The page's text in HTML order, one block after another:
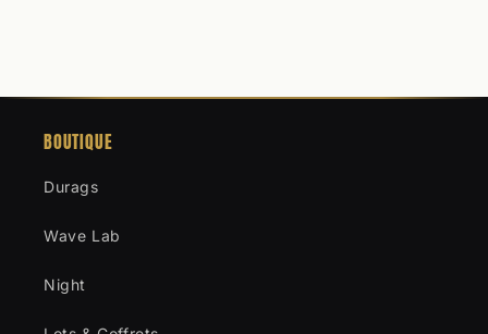
BOUTIQUE
Durags
Wave Lab
Night